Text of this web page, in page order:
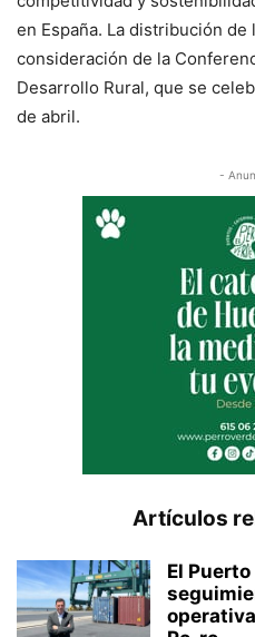
en España. La distribución
consideración de la
Desarrollo Rural, que se
de abril.
-
Artículos
El